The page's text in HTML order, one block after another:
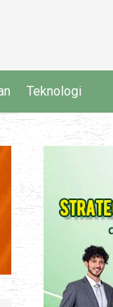
Teknologi